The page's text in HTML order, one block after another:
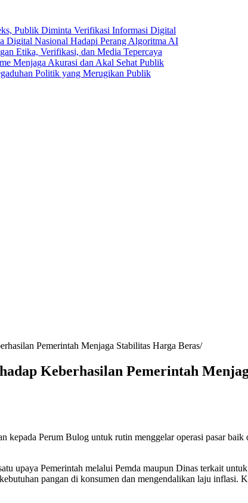
Publik Diminta Verifikasi Informasi Digital
Digital Nasional Hadapi Perang Algoritma AI
Etika, Verifikasi, dan Media Tepercaya
Menjaga Akurasi dan Akal Sehat Publik
Politik yang Merugikan Publik
Pemerintah Menjaga Stabilitas Harga Beras
Keberhasilan Pemerintah
kepada Perum Bulog untuk rutin menggelar operasi pasar
upaya Pemerintah melalui Pemda maupun Dinas terkait
pangan di konsumen dan mengendalikan laju